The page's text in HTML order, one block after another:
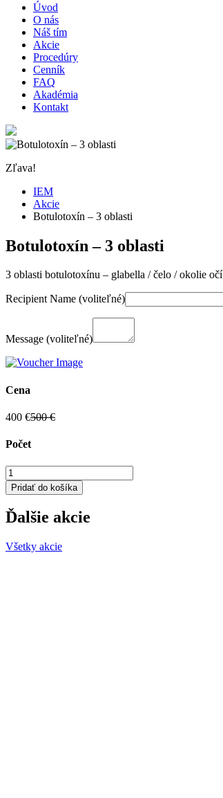
Úvod
O nás
Náš tím
Akcie
Procedúry
Cenník
FAQ
Akadémia
Kontakt
Zľava!
IEM
Akcie
Botulotoxín – 3 oblasti
Botulotoxín – 3 oblasti
3 oblasti botulotoxínu – glabella / čelo / okolie očí
Recipient Name (voliteľné)
Message (voliteľné)
Cena
400 €500 €
Počet
množstvo
Botulotoxín
-
3
oblasti
Pridať do košíka
Ďalšie akcie
Všetky akcie